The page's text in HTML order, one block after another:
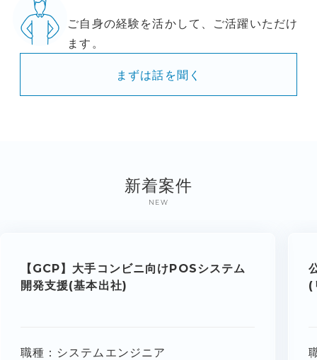
ご自身の経験を活かして、ご活躍いただけ
ます。
まずは話を聞く
新着案件
NEW
【GCP】大手コンビニ向けPOSシステム
開発支援(基本出社)
職種
システムエンジニア
(